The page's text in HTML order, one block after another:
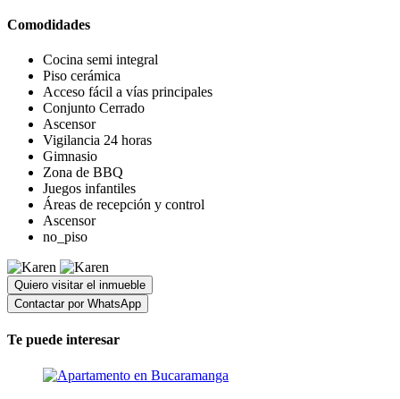
Comodidades
Cocina semi integral
Piso cerámica
Acceso fácil a vías principales
Conjunto Cerrado
Ascensor
Vigilancia 24 horas
Gimnasio
Zona de BBQ
Juegos infantiles
Áreas de recepción y control
Ascensor
no_piso
Quiero visitar el inmueble
Contactar por WhatsApp
Te puede interesar